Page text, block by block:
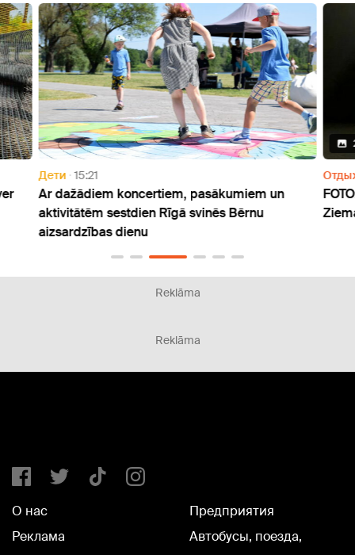
Дети 15:21
Ar dažādiem koncertiem, pasākumiem un
aktivitātēm sestdien Rīgā svinēs Bērnu
aizsardzības dienu
Reklāma
Reklāma
О нас
Реклама
Предприятия
Автобусы, поезда,